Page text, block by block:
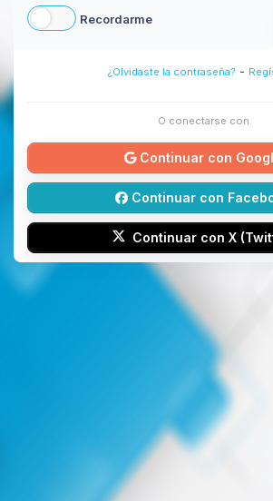
Recordarme
¿Olvidaste la contraseña? -
O conectarse con
Continuar con
Continuar con
Continuar con X